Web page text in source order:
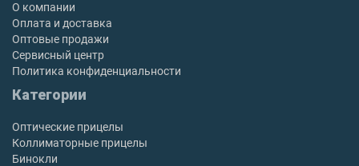
О компании
Оплата и доставка
Оптовые продажи
Сервисный центр
Политика конфиденциальности
Категории
Оптические прицелы
Коллиматорные прицелы
Бинокли